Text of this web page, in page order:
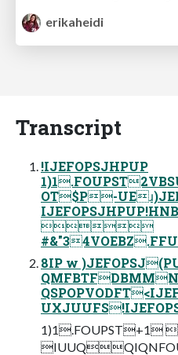
erikaheidi
Transcript
!IJEFOPSJHPUP
OT$P-

8IP w